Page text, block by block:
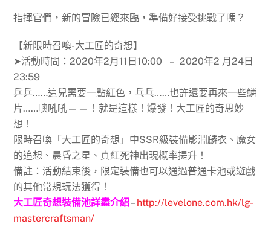
指揮官們，新的冒險已經來臨，準備好接受挑戰了嗎？
【新限時召喚-大工匠的奇想】
➤活動時間：2020年2月11日10:00 – 2020年2 月24日
23:59
乒乒……這兒需要一點紅色，乓乓……也許還要再來一些鱗
片……噢吼吼——！就是這樣！爆發！大工匠的奇思妙
想！
限時召喚「大工匠的奇想」中SSR級裝備影淵麟衣、魔女
的追想、晨昏之星、真紅死神出現概率提升！
備註：活動結束後，限定裝備也可以通過普通卡池或遊戲
的其他常規玩法獲得！
大工匠奇想裝備池詳盡介紹– http://levelone.com.hk/lg-
mastercraftsman/